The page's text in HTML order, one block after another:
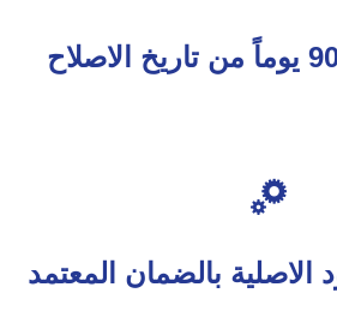

الاصلية بالضمان المعتمد